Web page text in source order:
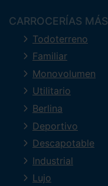
CARROCERÍAS
Todoterreno
Familiar
Monovolumen
Utilitario
Berlina
Deportivo
Descapotable
Industrial
Lujo